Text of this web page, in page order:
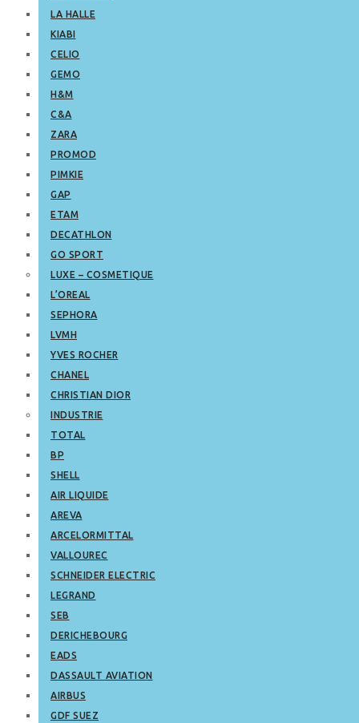
LA HALLE
KIABI
CELIO
GEMO
H&M
C&A
ZARA
PROMOD
PIMKIE
GAP
ETAM
DECATHLON
GO SPORT
LUXE – COSMETIQUE
L’OREAL
SEPHORA
LVMH
YVES ROCHER
CHANEL
CHRISTIAN DIOR
INDUSTRIE
TOTAL
BP
SHELL
AIR LIQUIDE
AREVA
ARCELORMITTAL
VALLOUREC
SCHNEIDER ELECTRIC
LEGRAND
SEB
DERICHEBOURG
EADS
DASSAULT AVIATION
AIRBUS
GDF SUEZ